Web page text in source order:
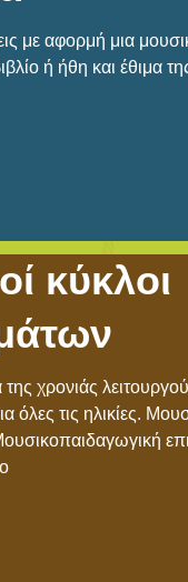
με αφορμή μια
ή ήθη και έθιμα
κύκλοι
της χρονιάς
όλες τις ηλικίες.